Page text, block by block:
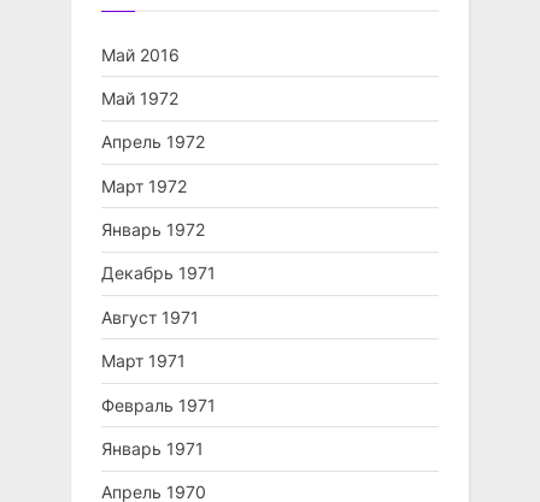
Май 2016
Май 1972
Апрель 1972
Март 1972
Январь 1972
Декабрь 1971
Август 1971
Март 1971
Февраль 1971
Январь 1971
Апрель 1970